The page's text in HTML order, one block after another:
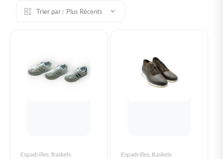
Trier par : Plus Récents
Espadrilles, Baskets Espadrilles, Baskets